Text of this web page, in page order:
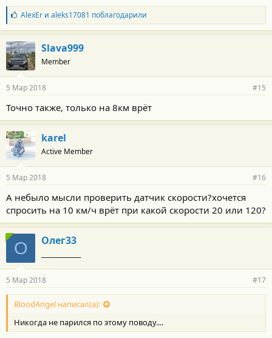
Б
л
а
г
о
д
а
н
с
т
и
:
AlexErи aleks17081 поблагодарили
Slava999
Member
5 Мар 2018 #15
Точно также, только на 8км врёт
karel
Active Member
5 Мар 2018 #16
А небыло мысли проверить датчик скорости?хочется
спросить на 10 км/ч врёт при какой скорости 20 или 120?
О Олег33
5 Мар 2018 #17
BloodAngel написал(а):
Никогда не парился по этому поводу....